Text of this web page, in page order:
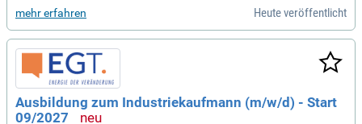
mehr erfahren Heute veröffentlicht
Ausbildung zum Industriekaufmann (m/w/d) - Start
09/2027